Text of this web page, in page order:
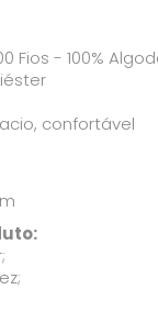
Fios - 100%
confortável